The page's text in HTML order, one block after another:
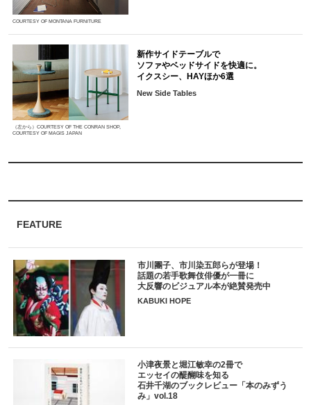
FEATURE
市川團子、市川染五郎らが登場！
話題の若手歌舞伎俳優が一冊に
大反響のビジュアル本が絶賛発売中
KABUKI HOPE
小津夜景と堀江敏幸の2冊で
エッセイの醍醐味を知る
石井千湖のブックレビュー「本のみずう
み」vol.18
COURTESY OF MONTANA FURNITURE
（左から）COURTESY OF THE CONRAN SHOP,
COURTESY OF MAGIS JAPAN
新作サイドテーブルで
ソファやベッドサイドを快適に。
イクスシー、HAYほか6選
New Side Tables